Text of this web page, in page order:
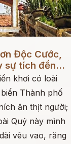
Độc Cước,
sự tích đền...
khơi có loài
Thành phố
ăn thịt người;
Quỷ này mình
vêu vao, răng